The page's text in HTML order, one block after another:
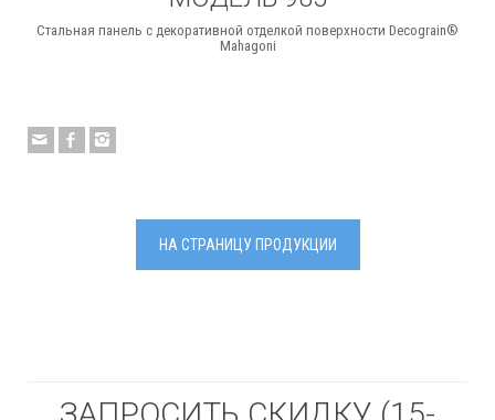
Стальная панель с декоративной отделкой поверхности Decograin®
Mahagoni
НА СТРАНИЦУ ПРОДУКЦИИ